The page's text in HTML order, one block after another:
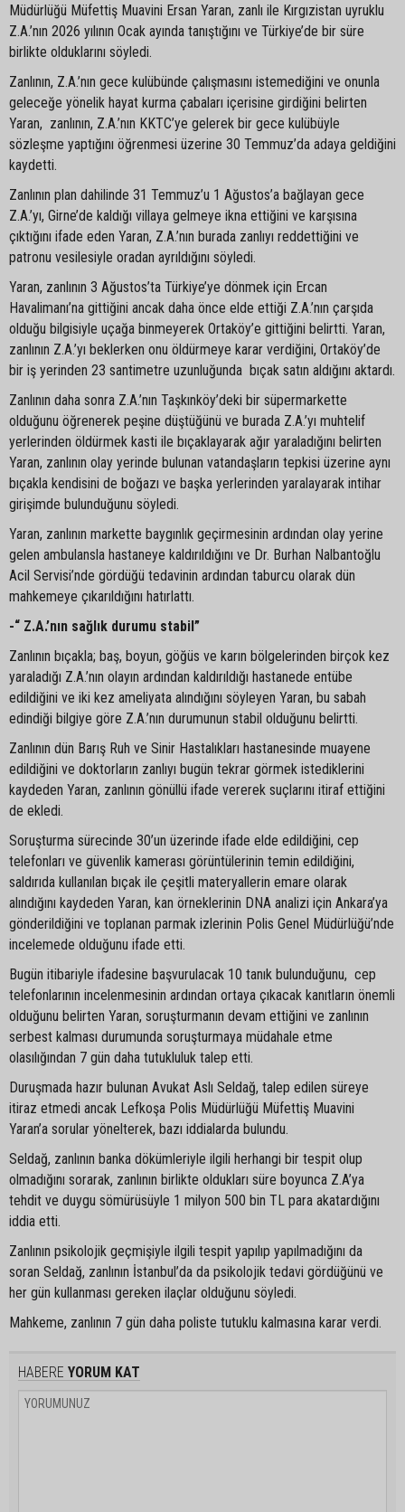
Müdürlüğü Müfettiş Muavini Ersan Yaran, zanlı ile Kırgızistan uyruklu
Z.A.’nın 2026 yılının Ocak ayında tanıştığını ve Türkiye’de bir süre
birlikte olduklarını söyledi.
Zanlının, Z.A.’nın gece kulübünde çalışmasını istemediğini ve onunla
geleceğe yönelik hayat kurma çabaları içerisine girdiğini belirten
Yaran, zanlının, Z.A.’nın KKTC’ye gelerek bir gece kulübüyle
sözleşme yaptığını öğrenmesi üzerine 30 Temmuz’da adaya geldiğini
kaydetti.
Zanlının plan dahilinde 31 Temmuz’u 1 Ağustos’a bağlayan gece
Z.A.’yı, Girne’de kaldığı villaya gelmeye ikna ettiğini ve karşısına
çıktığını ifade eden Yaran, Z.A.’nın burada zanlıyı reddettiğini ve
patronu vesilesiyle oradan ayrıldığını söyledi.
Yaran, zanlının 3 Ağustos’ta Türkiye’ye dönmek için Ercan
Havalimanı’na gittiğini ancak daha önce elde ettiği Z.A.’nın çarşıda
olduğu bilgisiyle uçağa binmeyerek Ortaköy’e gittiğini belirtti. Yaran,
zanlının Z.A.’yı beklerken onu öldürmeye karar verdiğini, Ortaköy’de
bir iş yerinden 23 santimetre uzunluğunda bıçak satın aldığını aktardı.
Zanlının daha sonra Z.A.’nın Taşkınköy’deki bir süpermarkette
olduğunu öğrenerek peşine düştüğünü ve burada Z.A.’yı muhtelif
yerlerinden öldürmek kasti ile bıçaklayarak ağır yaraladığını belirten
Yaran, zanlının olay yerinde bulunan vatandaşların tepkisi üzerine aynı
bıçakla kendisini de boğazı ve başka yerlerinden yaralayarak intihar
girişimde bulunduğunu söyledi.
Yaran, zanlının markette baygınlık geçirmesinin ardından olay yerine
gelen ambulansla hastaneye kaldırıldığını ve Dr. Burhan Nalbantoğlu
Acil Servisi’nde gördüğü tedavinin ardından taburcu olarak dün
mahkemeye çıkarıldığını hatırlattı.
-“ Z.A.’nın sağlık durumu stabil”
Zanlının bıçakla; baş, boyun, göğüs ve karın bölgelerinden birçok kez
yaraladığı Z.A.’nın olayın ardından kaldırıldığı hastanede entübe
edildiğini ve iki kez ameliyata alındığını söyleyen Yaran, bu sabah
edindiği bilgiye göre Z.A.’nın durumunun stabil olduğunu belirtti.
Zanlının dün Barış Ruh ve Sinir Hastalıkları hastanesinde muayene
edildiğini ve doktorların zanlıyı bugün tekrar görmek istediklerini
kaydeden Yaran, zanlının gönüllü ifade vererek suçlarını itiraf ettiğini
de ekledi.
Soruşturma sürecinde 30’un üzerinde ifade elde edildiğini, cep
telefonları ve güvenlik kamerası görüntülerinin temin edildiğini,
saldırıda kullanılan bıçak ile çeşitli materyallerin emare olarak
alındığını kaydeden Yaran, kan örneklerinin DNA analizi için Ankara’ya
gönderildiğini ve toplanan parmak izlerinin Polis Genel Müdürlüğü’nde
incelemede olduğunu ifade etti.
Bugün itibariyle ifadesine başvurulacak 10 tanık bulunduğunu, cep
telefonlarının incelenmesinin ardından ortaya çıkacak kanıtların önemli
olduğunu belirten Yaran, soruşturmanın devam ettiğini ve zanlının
serbest kalması durumunda soruşturmaya müdahale etme
olasılığından 7 gün daha tutukluluk talep etti.
Duruşmada hazır bulunan Avukat Aslı Seldağ, talep edilen süreye
itiraz etmedi ancak Lefkoşa Polis Müdürlüğü Müfettiş Muavini
Yaran’a sorular yönelterek, bazı iddialarda bulundu.
Seldağ, zanlının banka dökümleriyle ilgili herhangi bir tespit olup
olmadığını sorarak, zanlının birlikte oldukları süre boyunca Z.A’ya
tehdit ve duygu sömürüsüyle 1 milyon 500 bin TL para akatardığını
iddia etti.
Zanlının psikolojik geçmişiyle ilgili tespit yapılıp yapılmadığını da
soran Seldağ, zanlının İstanbul’da da psikolojik tedavi gördüğünü ve
her gün kullanması gereken ilaçlar olduğunu söyledi.
Mahkeme, zanlının 7 gün daha poliste tutuklu kalmasına karar verdi.
HABERE YORUM KAT